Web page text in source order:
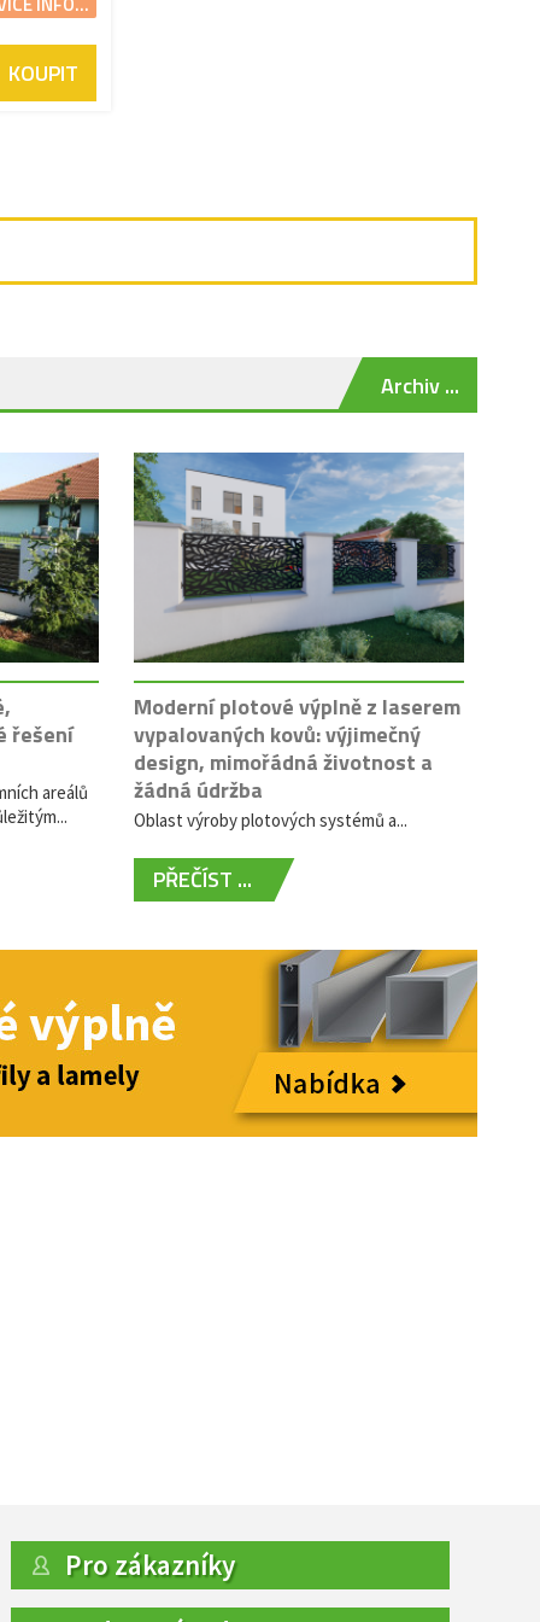
KOUPIT
řešení
areálů
Moderní plotové výplně z laserem
vypalovaných kovů: výjimečný
design, mimořádná životnost a
žádná údržba
Oblast výroby plotových systémů a...
PŘEČÍST ...
Archiv ...
Pro zákazníky